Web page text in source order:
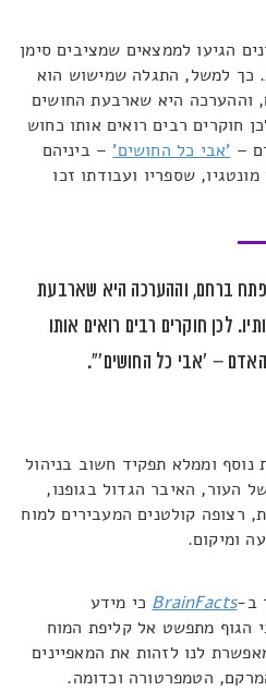
הגיעו לממצאים שמציבים סימן
כך למשל, התגלה שמישוש הוא
וההערכה היא שארבעת החושים
חוקרים רבים רואים אותו כחוש
– 'אבי כל החושים' – ביניהם
שספריו ועבודתו זכו
ברחם, וההערכה היא שארבעת
לכן חוקרים רבים רואים אותו
– 'אבי כל החושים'".
וממלא תפקיד חשוב בניהול
העור, האיבר הגדול בגופנו,
קולטנים המעבירים למוח
ומיקום.
ב-BrainFacts כי מידע
הגוף מתפשט אל קליפת המוח
לנו לזהות את המאפיינים
הטמפרטורה וכדומה.